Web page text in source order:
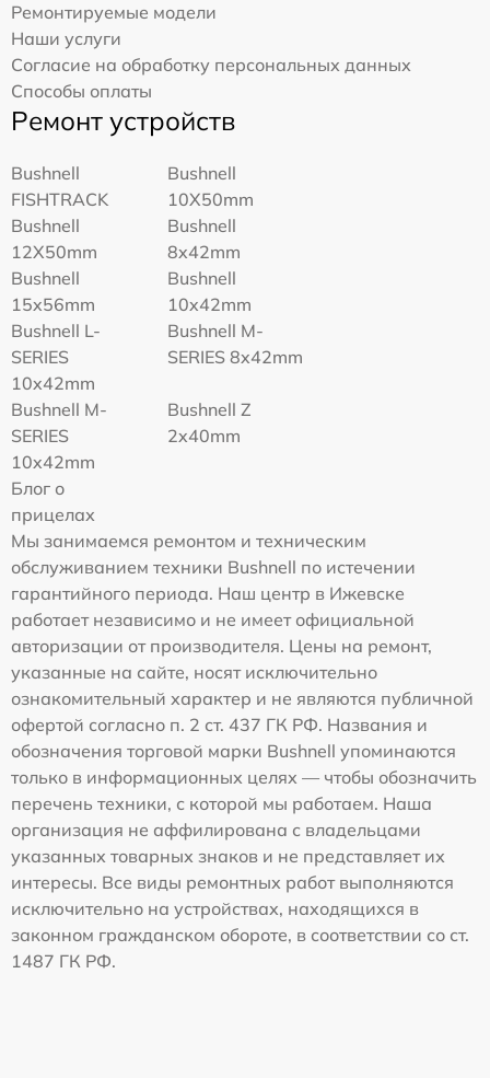
Ремонтируемые модели
Наши услуги
Согласие на обработку персональных данных
Способы оплаты
Ремонт устройств
Bushnell
FISHTRACK
Bushnell
10X50mm
Bushnell
12X50mm
Bushnell
8x42mm
Bushnell
15x56mm
Bushnell
10x42mm
Bushnell L-
SERIES
10x42mm
Bushnell M-
SERIES 8x42mm
Bushnell M-
SERIES
10x42mm
Bushnell Z
2x40mm
Блог о
прицелах
Мы занимаемся ремонтом и техническим
обслуживанием техники Bushnell по истечении
гарантийного периода. Наш центр в Ижевске
работает независимо и не имеет официальной
авторизации от производителя. Цены на ремонт,
указанные на сайте, носят исключительно
ознакомительный характер и не являются публичной
офертой согласно п. 2 ст. 437 ГК РФ. Названия и
обозначения торговой марки Bushnell упоминаются
только в информационных целях — чтобы обозначить
перечень техники, с которой мы работаем. Наша
организация не аффилирована с владельцами
указанных товарных знаков и не представляет их
интересы. Все виды ремонтных работ выполняются
исключительно на устройствах, находящихся в
законном гражданском обороте, в соответствии со ст.
1487 ГК РФ.